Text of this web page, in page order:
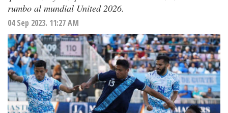
rumbo al mundial United 2026.
04 Sep 2023. 11:27 AM